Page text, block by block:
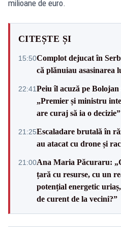
milioane de euro.
CITEȘTE ȘI
15:50Complot dejucat în
că plănuiau asasinarea
22:41Peiu îl acuză pe
„Premier și ministru
are curaj să ia o decizie”
21:25Escaladare brutală în
au atacat cu drone și
21:00Ana Maria Păcuraru:
țară cu resurse, cu un
potențial energetic
de curent de la vecini?”